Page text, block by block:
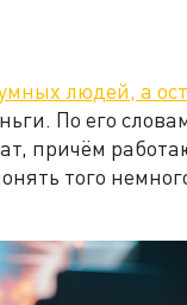
людей, а
По его
причём
того